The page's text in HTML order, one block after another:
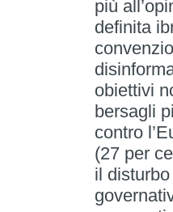
più
definita
obiettivi
bersagli
contro
(27 per
il